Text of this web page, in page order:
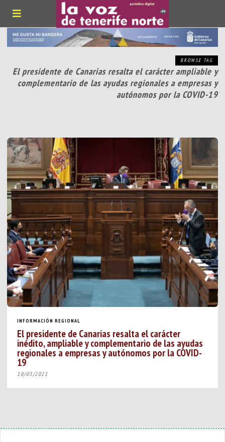
BROWSE TAG
El presidente de Canarias resalta el carácter ampliable y
complementario de las ayudas regionales a empresas y
autónomos por la COVID-19
INFORMACIÓN REGIONAL
El presidente de Canarias resalta el carácter
inédito, ampliable y complementario de las ayudas
regionales a empresas y autónomos por la COVID-
19
10/03/2021